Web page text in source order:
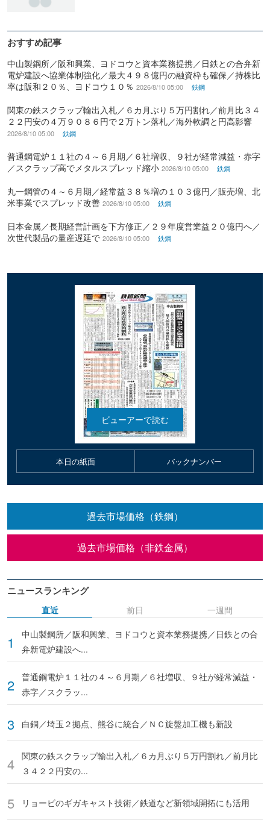
おすすめ記事
中山製鋼所／阪和興業、ヨドコウと資本業務提携／日鉄との合弁新
電炉建設へ協業体制強化／最大４９８億円の融資枠も確保／持株比
率は阪和２０％、ヨドコウ１０％ 2026/8/10 05:00 鉄鋼
関東の鉄スクラップ輸出入札／６カ月ぶり５万円割れ／前月比３４
２２円安の４万９０８６円で２万トン落札／海外軟調と円高影響
2026/8/10 05:00 鉄鋼
普通鋼電炉１１社の４～６月期／６社増収、９社が経常減益・赤字
／スクラップ高でメタルスプレッド縮小 2026/8/10 05:00 鉄鋼
丸一鋼管の４～６月期／経常益３８％増の１０３億円／販売増、北
米事業でスプレッド改善 2026/8/10 05:00 鉄鋼
日本金属／長期経営計画を下方修正／２９年度営業益２０億円へ／
次世代製品の量産遅延で 2026/8/10 05:00 鉄鋼
本日の紙面 バックナンバー
過去市場価格（鉄鋼）
過去市場価格（非鉄金属）
ニュースランキング
直近
中山製鋼所／阪和興業、ヨドコウと資本業務提携／日鉄との合
弁新電炉建設へ...
普通鋼電炉１１社の４～６月期／６社増収、９社が経常減益・
赤字／スクラッ...
白銅／埼玉２拠点、熊谷に統合／ＮＣ旋盤加工機も新設
関東の鉄スクラップ輸出入札／６カ月ぶり５万円割れ／前月比
３４２２円安の...
リョービのギガキャスト技術／鉄道など新領域開拓にも活用
前日 一週間